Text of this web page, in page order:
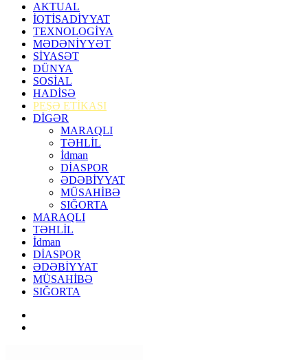
AKTUAL
İQTİSADİYYAT
TEXNOLOGİYA
MƏDƏNİYYƏT
SİYASƏT
DÜNYA
SOSİAL
HADİSƏ
PEŞƏ ETİKASI
DİGƏR
MARAQLI
TƏHLİL
İdman
DİASPOR
ƏDƏBİYYAT
MÜSAHİBƏ
SIĞORTA
MARAQLI
TƏHLİL
İdman
DİASPOR
ƏDƏBİYYAT
MÜSAHİBƏ
SIĞORTA